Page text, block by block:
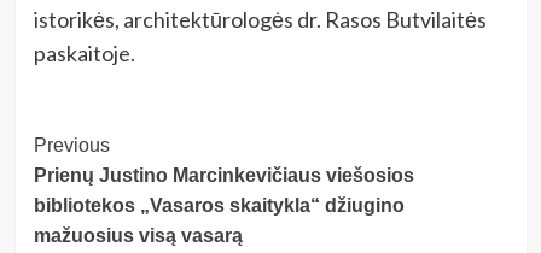
istorikės, architektūrologės dr. Rasos Butvilaitės
paskaitoje.
Post
Navigation
Previous
Prienų Justino Marcinkevičiaus viešosios
bibliotekos „Vasaros skaitykla“ džiugino
mažuosius visą vasarą